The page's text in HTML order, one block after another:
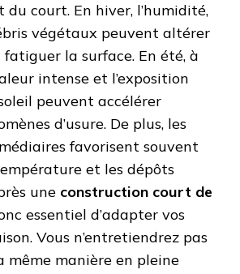
court. En hiver, l’humidité,
végétaux peuvent altérer
fatiguer la surface. En été, à
intense et l’exposition
peuvent accélérer
d’usure. De plus, les
favorisent souvent
et les dépôts
une construction court de
essentiel d’adapter vos
Vous n’entretiendrez pas
même manière en pleine